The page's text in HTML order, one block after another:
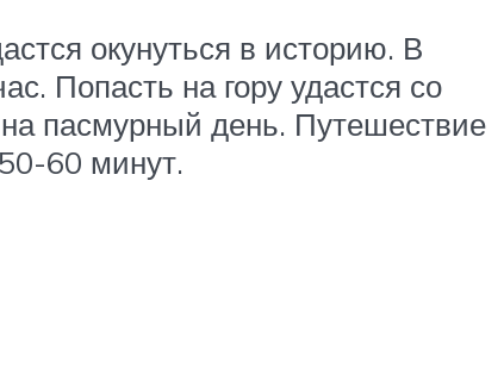
окунуться в историю. В
Попасть на гору удастся со
пасмурный день. Путешествие
60 минут.